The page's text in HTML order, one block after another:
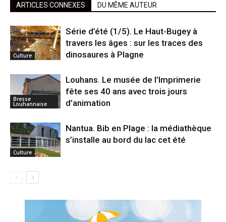
ARTICLES CONNEXES DU MÊME AUTEUR
Culture
Série d’été (1/5). Le Haut-Bugey à
travers les âges : sur les traces des
dinosaures à Plagne
Bresse
Louhannaise
Louhans. Le musée de l’Imprimerie
fête ses 40 ans avec trois jours
d’animation
Culture
Nantua. Bib en Plage : la médiathèque
s’installe au bord du lac cet été